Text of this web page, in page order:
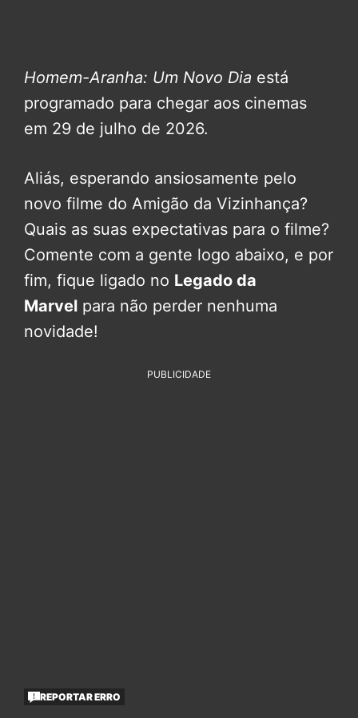
Homem-Aranha: Um Novo Dia está
programado para chegar aos cinemas
em 29 de julho de 2026.
Aliás, esperando ansiosamente pelo
novo filme do Amigão da Vizinhança?
Quais as suas expectativas para o filme?
Comente com a gente logo abaixo, e por
fim, fique ligado no Legado da
Marvel para não perder nenhuma
novidade!
PUBLICIDADE
REPORTAR ERRO